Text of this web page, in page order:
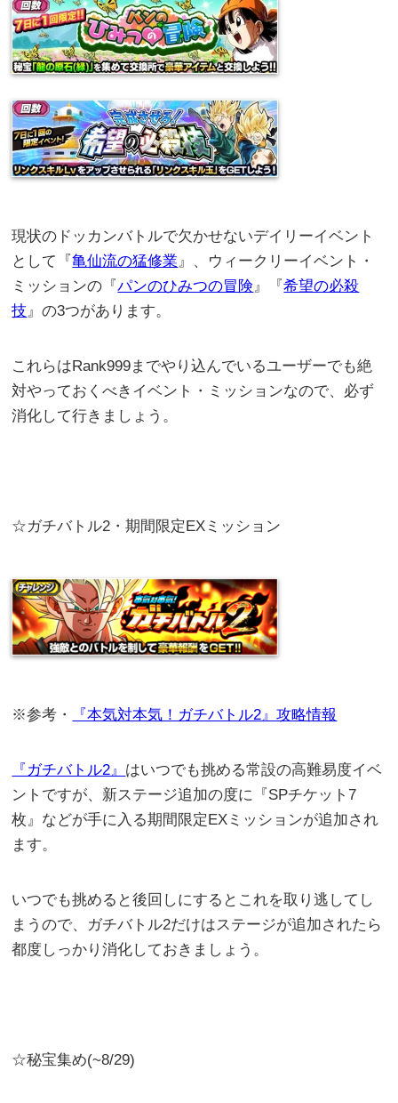
現状のドッカンバトルで欠かせないデイリーイベント
として『亀仙流の猛修業 』、ウィークリーイベント・
ミッションの『パンのひみつの冒険 』『希望の必殺
技 』の3つがあります。
これらはRank999までやり込んでいるユーザーでも絶
対やっておくべきイベント・ミッションなので、必ず
消化して行きましょう。
☆ガチバトル2・期間限定EXミッション
※参考・ 『本気対本気！ガチバトル2』攻略情報
『ガチバトル2』 はいつでも挑める常設の高難易度イベ
ントですが、新ステージ追加の度に『SPチケット7
枚』などが手に入る期間限定EXミッションが追加され
ます。
いつでも挑めると後回しにするとこれを取り逃してし
まうので、ガチバトル2だけはステージが追加されたら
都度しっかり消化しておきましょう。
☆秘宝集め(~8/29)